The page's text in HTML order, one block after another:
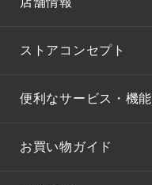
ストアコンセプト
便利なサービス・機能
お買い物ガイド